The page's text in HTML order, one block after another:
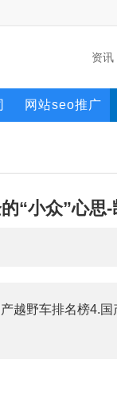
网站seo推广
“小众”心思
越野车排名榜4.